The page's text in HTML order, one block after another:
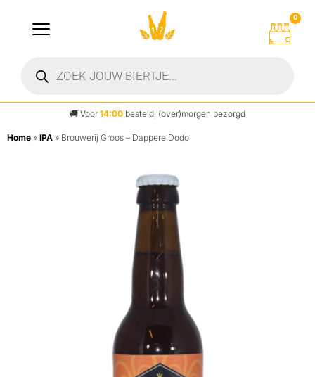
0
🚚 Voor 14:00 besteld, (over)morgen bezorgd
Home » IPA » Brouwerij Groos – Dappere Dodo